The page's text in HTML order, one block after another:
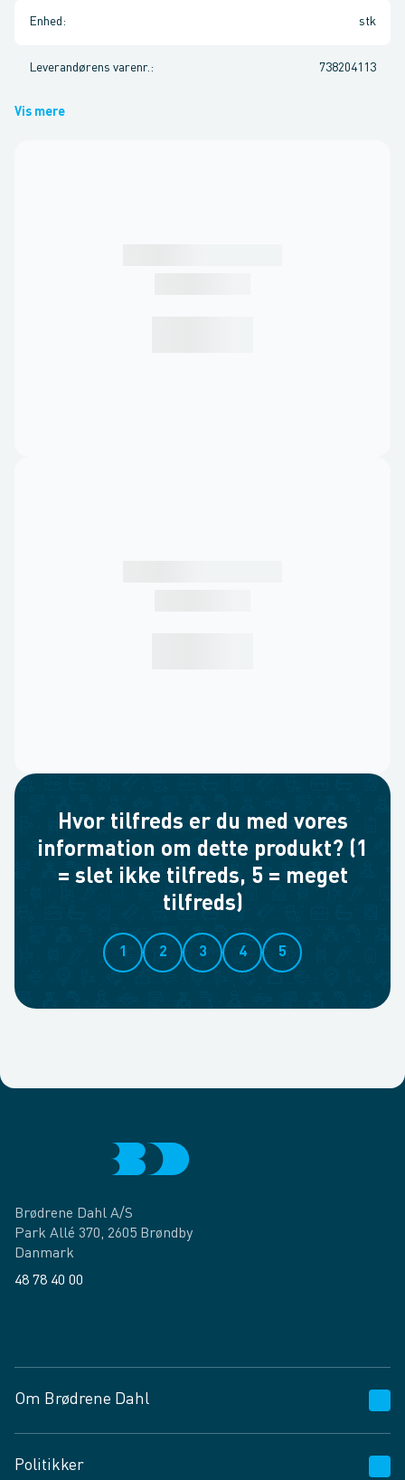
Enhed : stk
Leverandørens varenr. : 738204113
Vis mere
Hvor tilfreds er du med vores
information om dette produkt? (1
= slet ikke tilfreds, 5 = meget
tilfreds)
1 2 3 4 5
Brødrene Dahl A/S
Park Allé 370, 2605 Brøndby
Danmark
48 78 40 00
Om Brødrene Dahl
Vagttelefon 30 10 89 89
Politikker